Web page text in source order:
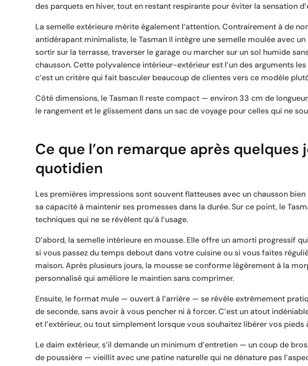
des parquets en hiver, tout en restant respirante pour éviter la sensation
La semelle extérieure mérite également l’attention. Contrairement à de
antidérapant minimaliste, le Tasman II intègre une semelle moulée avec
sortir sur la terrasse, traverser le garage ou marcher sur un sol humide
chausson. Cette polyvalence intérieur-extérieur est l’un des arguments
c’est un critère qui fait basculer beaucoup de clientes vers ce modèle
Côté dimensions, le Tasman II reste compact — environ 33 cm de
le rangement et le glissement dans un sac de voyage pour celles qui ne
Ce que l’on remarque après quelques
quotidien
Les premières impressions sont souvent flatteuses avec un chausson
sa capacité à maintenir ses promesses dans la durée. Sur ce point, le
techniques qui ne se révèlent qu’à l’usage.
D’abord, la semelle intérieure en mousse. Elle offre un amorti progressif
si vous passez du temps debout dans votre cuisine ou si vous faites
maison. Après plusieurs jours, la mousse se conforme légèrement à la
personnalisé qui améliore le maintien sans comprimer.
Ensuite, le format mule — ouvert à l’arrière — se révèle extrêmement
de seconde, sans avoir à vous pencher ni à forcer. C’est un atout
et l’extérieur, ou tout simplement lorsque vous souhaitez libérer vos
Le daim extérieur, s’il demande un minimum d’entretien — un coup de
de poussière — vieillit avec une patine naturelle qui ne dénature pas